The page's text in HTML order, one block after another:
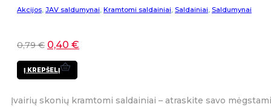
Akcijos, JAV saldumynai, Kramtomi saldainiai, Saldainiai, Saldumynai
0,79€ 0,40 €
Į KREPŠELĮ
Įvairių skonių kramtomi saldainiai – atraskite savo